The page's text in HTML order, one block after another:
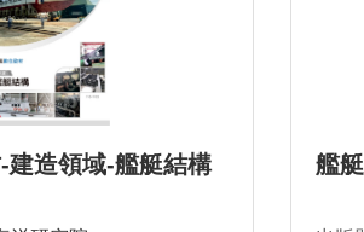
建造領域-艦艇結構 艦